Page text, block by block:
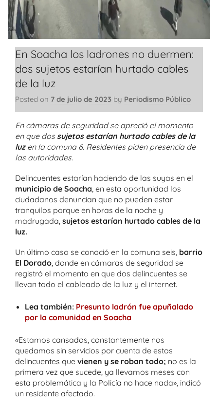
En Soacha los ladrones no duermen:
dos sujetos estarían hurtado cables
de la luz
Posted on 7 de julio de 2023 by Periodismo Público
En cámaras de seguridad se apreció el momento
en que dos sujetos estarían hurtado cables de la
luzen la comuna 6. Residentes piden presencia de
las autoridades.
Delincuentes estarían haciendo de las suyas en el
municipio de Soacha , en esta oportunidad los
ciudadanos denuncian que no pueden estar
tranquilos porque en horas de la noche y
madrugada, sujetos estarían hurtado cables de la
luz.
Un último caso se conoció en la comuna seis, barrio
El Dorado , donde en cámaras de seguridad se
registró el momento en que dos delincuentes se
llevan todo el cableado de la luz y el internet.
Lea también: Presunto ladrón fue apuñalado
por la comunidad en Soacha
«Estamos cansados, constantemente nos
quedamos sin servicios por cuenta de estos
delincuentes que vienen y se roban todo; no es la
primera vez que sucede, ya llevamos meses con
esta problemática y la Policía no hace nada», indicó
un residente afectado.